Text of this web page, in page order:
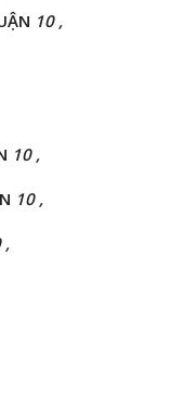
10 ,
10 ,
10 ,
,